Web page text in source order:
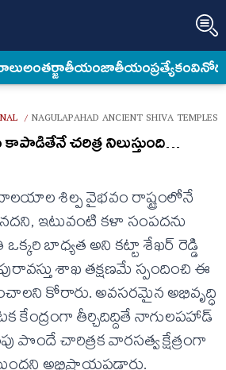
అంత‌ర్జాతీయంజాతీయంప్రత్యేకం
/ NAGULAPAHAD ANCIENT SHIVA TEMPLES
చరిత్ర నిలుస్తుంది…
శిల్ప వైభవం రాష్ట్రంలోనే
ఇటువంటి కళా సంపదను
ఒక్కరి బాధ్యత అని కట్టా శేఖర్ రెడ్డి
పురావస్తు శాఖ తక్షణమే స్పందించి ఈ
కోరారు. అవసరమైన అభివృద్ధి
కేంద్రంగా తీర్చిదిద్దితే నాగులపహాడ్
పొందే చారిత్రక వారసత్వ క్షేత్రంగా